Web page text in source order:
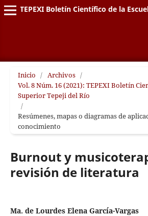
TEPEXI Boletín Científico de la
Inicio / Archivos /
Vol. 8 Núm. 16 (2021): TEPEXI Boletín
Superior Tepeji del Río
/
Resúmenes, mapas o diagramas de
conocimiento
Burnout y
revisión de literatura
Ma. de Lourdes Elena García-Vargas